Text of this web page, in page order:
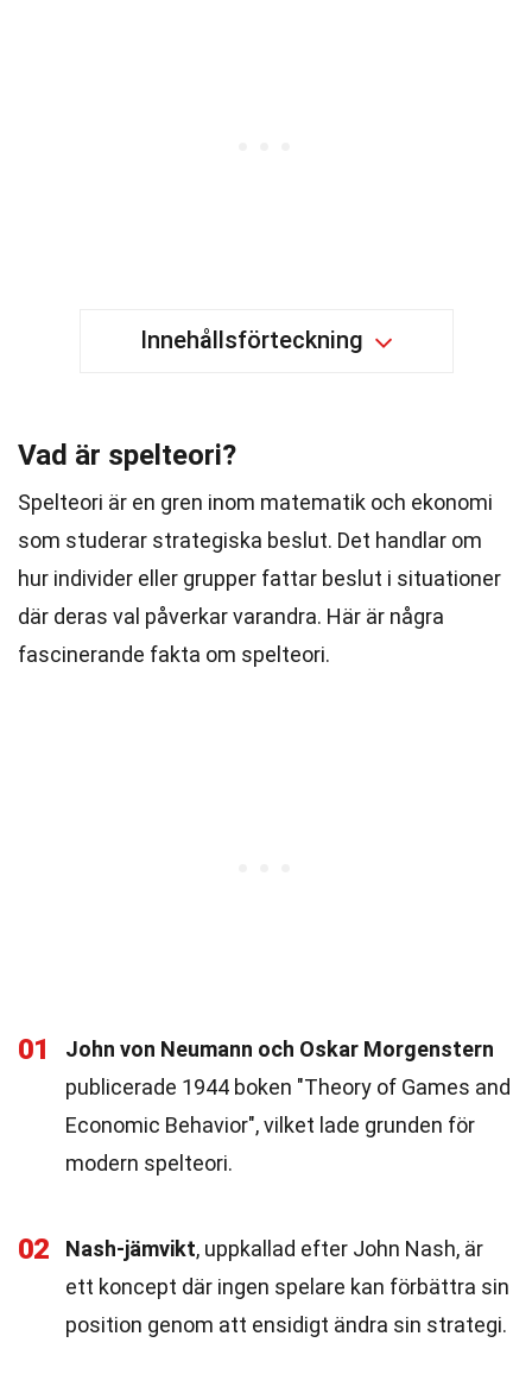
Innehållsförteckning
Vad är spelteori?
Spelteori är en gren inom matematik och ekonomi
som studerar strategiska beslut. Det handlar om
hur individer eller grupper fattar beslut i situationer
där deras val påverkar varandra. Här är några
fascinerande fakta om spelteori.
01
John von Neumann och Oskar Morgenstern
publicerade 1944 boken "Theory of Games and
Economic Behavior", vilket lade grunden för
modern spelteori.
02 Nash-jämvikt, uppkallad efter John Nash, är
ett koncept där ingen spelare kan förbättra sin
position genom att ensidigt ändra sin strategi.